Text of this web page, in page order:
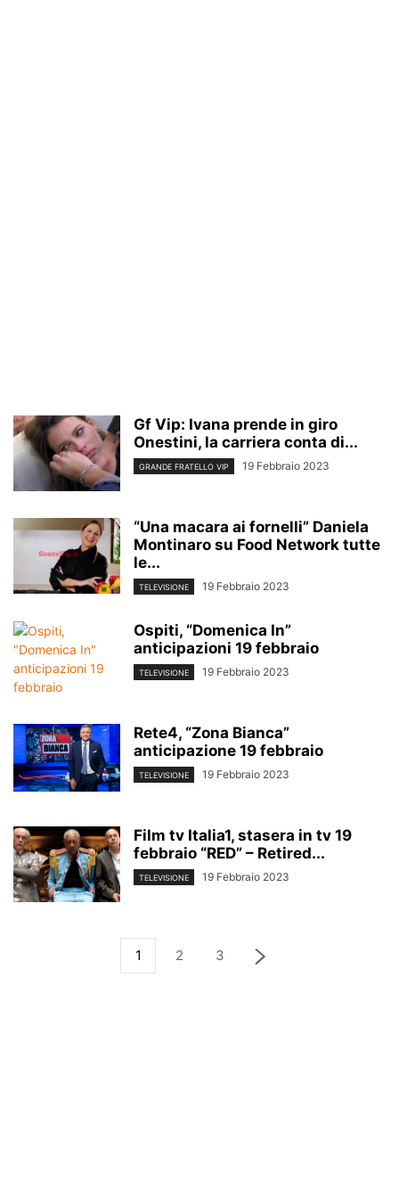
Gf Vip: Ivana prende in giro
Onestini, la carriera conta di...
GRANDE FRATELLO VIP 19 Febbraio 2023
“Una macara ai fornelli” Daniela
Montinaro su Food Network tutte
le...
TELEVISIONE 19 Febbraio 2023
Ospiti, “Domenica In”
anticipazioni 19 febbraio
TELEVISIONE 19 Febbraio 2023
Rete4, “Zona Bianca”
anticipazione 19 febbraio
TELEVISIONE 19 Febbraio 2023
Film tv Italia1, stasera in tv 19
febbraio “RED” – Retired...
TELEVISIONE 19 Febbraio 2023
1 2 3